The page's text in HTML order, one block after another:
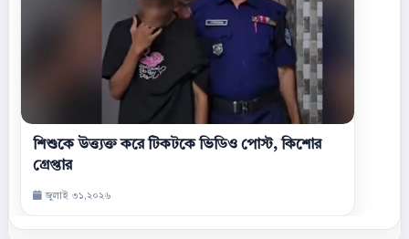
শিশুকে উত্ত্যক্ত করে টিকটকে ভিডিও পোস্ট, কিশোর
গ্রেপ্তার
জুলাই ৩১,২০২৬